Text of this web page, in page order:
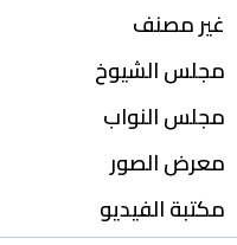
غير مصنف
مجلس الشيوخ
مجلس النواب
معرض الصور
مكتبة الفيديو